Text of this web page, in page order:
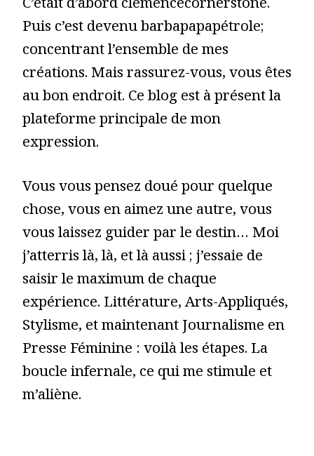
C’était d’abord clémencecornerstone.
Puis c’est devenu barbapapapétrole;
concentrant l’ensemble de mes
créations. Mais rassurez-vous, vous êtes
au bon endroit. Ce blog est à présent la
plateforme principale de mon
expression.
Vous vous pensez doué pour quelque
chose, vous en aimez une autre, vous
vous laissez guider par le destin… Moi
j’atterris là, là, et là aussi ; j’essaie de
saisir le maximum de chaque
expérience. Littérature, Arts-Appliqués,
Stylisme, et maintenant Journalisme en
Presse Féminine : voilà les étapes. La
boucle infernale, ce qui me stimule et
m’aliène.